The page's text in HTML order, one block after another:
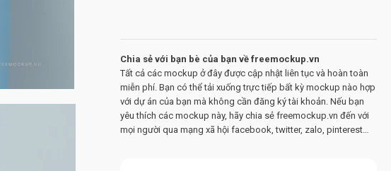
Chia sẻ với bạn bè của bạn về freemockup.vn
Tất cả các mockup ở đây được cập nhật liên tục và hoàn toàn
miễn phí. Bạn có thể tải xuống trực tiếp bất kỳ mockup nào hợp
với dự án của bạn mà không cần đăng ký tài khoản. Nếu bạn
yêu thích các mockup này, hãy chia sẻ freemockup.vn đến với
mọi người qua mạng xã hội facebook, twitter, zalo, pinterest…